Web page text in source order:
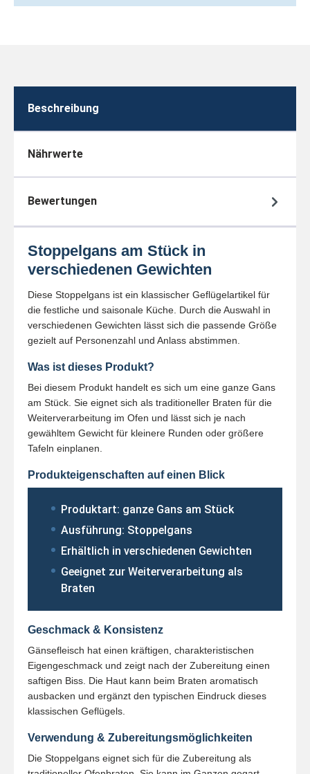
Beschreibung
Nährwerte
Bewertungen
Stoppelgans am Stück in
verschiedenen Gewichten
Diese Stoppelgans ist ein klassischer Geflügelartikel für
die festliche und saisonale Küche. Durch die Auswahl in
verschiedenen Gewichten lässt sich die passende Größe
gezielt auf Personenzahl und Anlass abstimmen.
Was ist dieses Produkt?
Bei diesem Produkt handelt es sich um eine ganze Gans
am Stück. Sie eignet sich als traditioneller Braten für die
Weiterverarbeitung im Ofen und lässt sich je nach
gewähltem Gewicht für kleinere Runden oder größere
Tafeln einplanen.
Produkteigenschaften auf einen Blick
Produktart: ganze Gans am Stück
Ausführung: Stoppelgans
Erhältlich in verschiedenen Gewichten
Geeignet zur Weiterverarbeitung als
Braten
Geschmack & Konsistenz
Gänsefleisch hat einen kräftigen, charakteristischen
Eigengeschmack und zeigt nach der Zubereitung einen
saftigen Biss. Die Haut kann beim Braten aromatisch
ausbacken und ergänzt den typischen Eindruck dieses
klassischen Geflügels.
Verwendung & Zubereitungsmöglichkeiten
Die Stoppelgans eignet sich für die Zubereitung als